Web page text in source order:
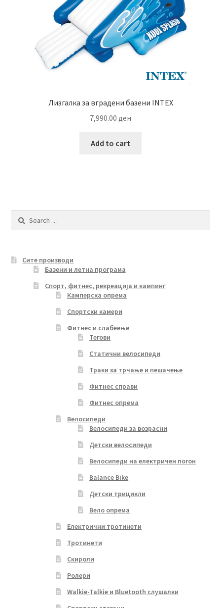
Лизгалка за вградени базени INTEX
7,990.00 ден
Add to cart
Search
Сите производи
Базени и летна програма
Спорт, фитнес, рекреација и кампинг
Камперска опрема
Спортски камери
Фитнес и слабеење
Тегови
Статични велосипеди
Траки за трчање и пешачење
Фитнес справи
Фитнес опрема
Велосипеди
Велосипеди за возрасни
Детски велосипеди
Велосипеди на електричен погон
Balance Bike
Детски трицикли
Вело опрема
Електрични тротинети
Тротинети
Скироли
Ролери
Walkie-Talkie и Bluetooth слушалки